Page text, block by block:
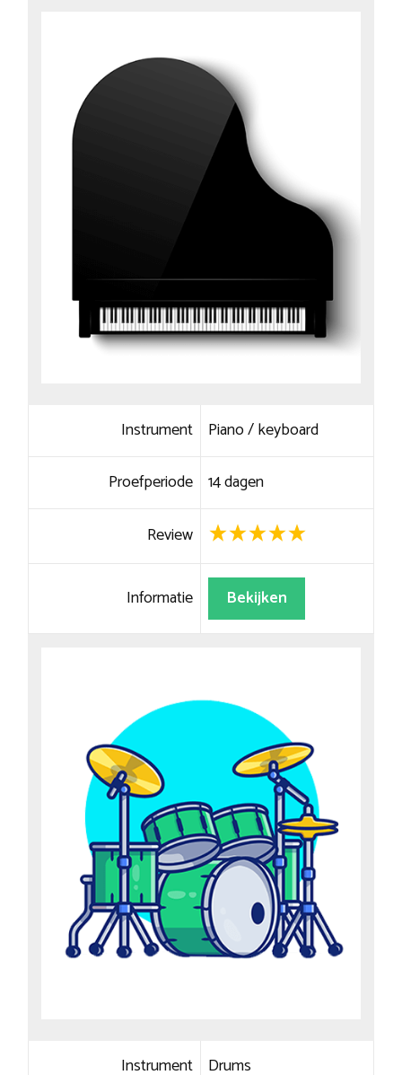
Instrument Piano / keyboard
Proefperiode 14 dagen
Review
Informatie Bekijken
Instrument Drums